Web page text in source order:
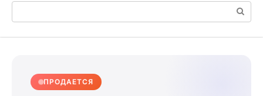
Поиск:
ПРОДАЕТСЯ